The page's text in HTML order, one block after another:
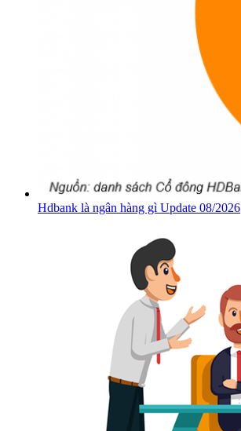
Hdbank là ngân hàng gì Update 08/2026